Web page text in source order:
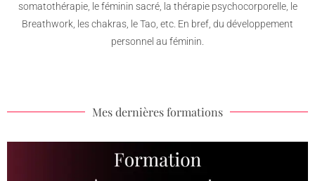
somatothérapie, le féminin sacré, la thérapie psychocorporelle, le
Breathwork, les chakras, le Tao, etc. En bref, du développement
personnel au féminin.
Mes dernières formations